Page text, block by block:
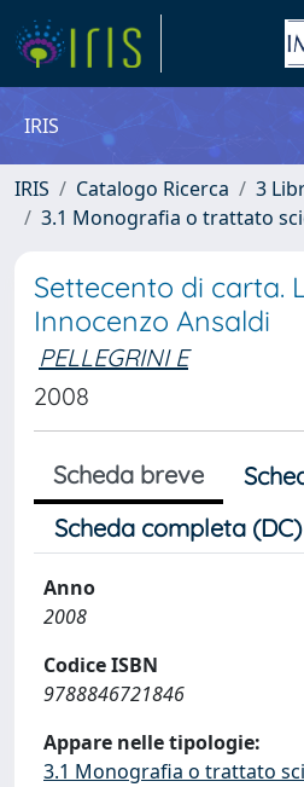
IRIS
IRIS Catalogo Ricerca
3
3.1 Monografia o trattato
Settecento di carta.
Innocenzo Ansaldi
PELLEGRINI E
2008
Scheda breve
Scheda completa (DC)
Anno
2008
Codice ISBN
9788846721846
Appare nelle tipologie:
3.1 Monografia o trattato